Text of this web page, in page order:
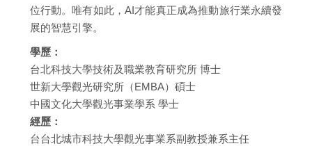
位行動。唯有如此，AI才能真正成為推動旅行業永續發
展的智慧引擎。
學歷：
台北科技大學技術及職業教育研究所 博士
世新大學觀光研究所（EMBA）碩士
中國文化大學觀光事業學系 學士
經歷：
台台北城市科技大學觀光事業系副教授兼系主任